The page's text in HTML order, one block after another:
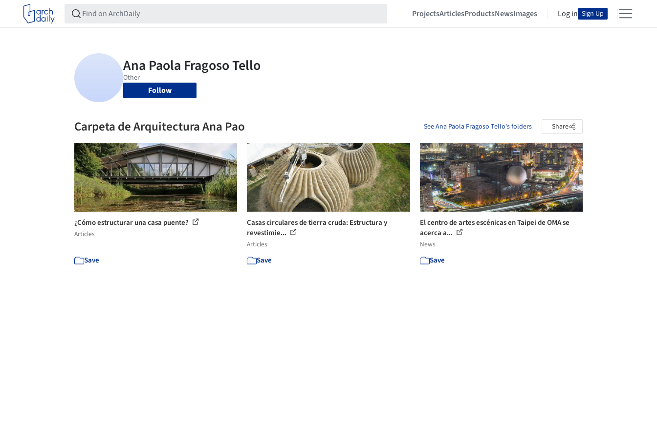
ProjectsArticlesProductsNewsImages Log in Sign Up
Follow
Carpeta de Arquitectura Ana Pao See Ana Paola Fragoso Tello's folders Share
¿Cómo estructurar una casa puente?
Articles
Save
Casas circulares de tierra cruda: Estructura y
revestimie...
Articles
Save
El centro de artes escénicas en Taipei de OMA se
acerca a...
News
Save